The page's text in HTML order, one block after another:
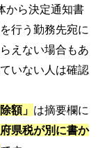
から決定通知書
行う勤務先宛に
えない場合もあ
いない人は確認
額」 は摘要欄に
県税が別に書か